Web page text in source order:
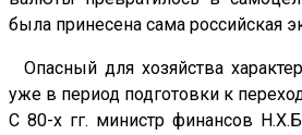
была принесена сама российская
Опасный для хозяйства
уже в период подготовки к
С 80-х гг. министр финансов